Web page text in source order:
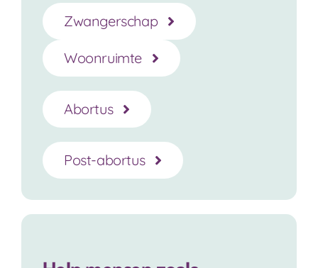
Zwangerschap
Woonruimte
Abortus
Post-abortus